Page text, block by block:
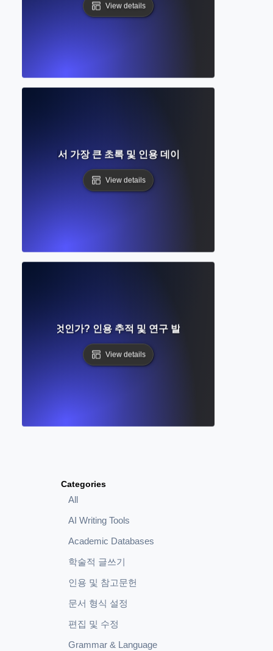
Categories
All
AI Writing Tools
Academic Databases
학술적 글쓰기
인용 및 참고문헌
문서 형식 설정
편집 및 수정
Grammar & Language
View details
가? 세계에서 가장 큰 초록 및 인용 데이터베이스에 대한 자
View details
란 무엇인가? 인용 추적 및 연구 발견에 대한 종합 가이
View details